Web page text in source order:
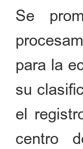
Se
para la
su
el
centro